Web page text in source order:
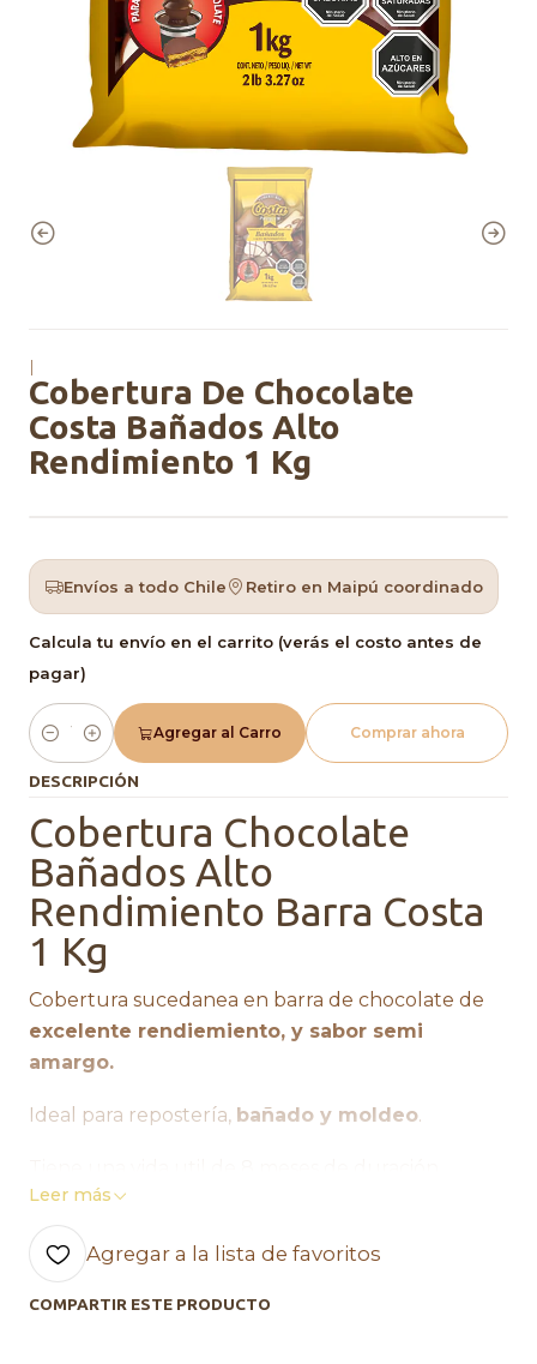
|
Cobertura De Chocolate
Costa Bañados Alto
Rendimiento 1 Kg
Envíos a todo Chile Retiro en Maipú coordinado
Calcula tu envío en el carrito (verás el costo antes de
pagar)
Cantidad
Agregar al Carro Comprar ahora
DESCRIPCIÓN
Cobertura Chocolate
Bañados Alto
Rendimiento Barra Costa
1 Kg
Cobertura sucedanea en barra de chocolate de
excelente rendiemiento, y sabor semi
amargo.
Ideal para repostería, bañado y moldeo.
Trabaja con un alto fluidez para rendir a su
maximo potencial, otorgo cobertura suave.
Derretir abaño Maria.
Leer más
Agregar a la lista de favoritos
COMPARTIR ESTE PRODUCTO